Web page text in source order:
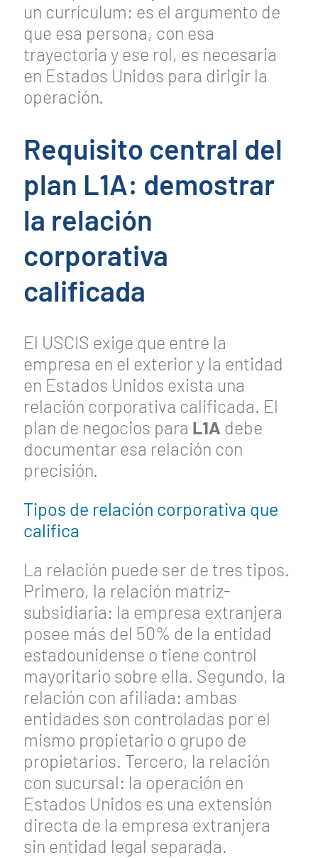
un currículum: es el argumento de
que esa persona, con esa
trayectoria y ese rol, es necesaria
en Estados Unidos para dirigir la
operación.
Requisito central del
plan L1A: demostrar
la relación
corporativa
calificada
El USCIS exige que entre la
empresa en el exterior y la entidad
en Estados Unidos exista una
relación corporativa calificada. El
plan de negocios para L1A debe
documentar esa relación con
precisión.
Tipos de relación corporativa que
califica
La relación puede ser de tres tipos.
Primero, la relación matriz-
subsidiaria: la empresa extranjera
posee más del 50% de la entidad
estadounidense o tiene control
mayoritario sobre ella. Segundo, la
relación con afiliada: ambas
entidades son controladas por el
mismo propietario o grupo de
propietarios. Tercero, la relación
con sucursal: la operación en
Estados Unidos es una extensión
directa de la empresa extranjera
sin entidad legal separada.